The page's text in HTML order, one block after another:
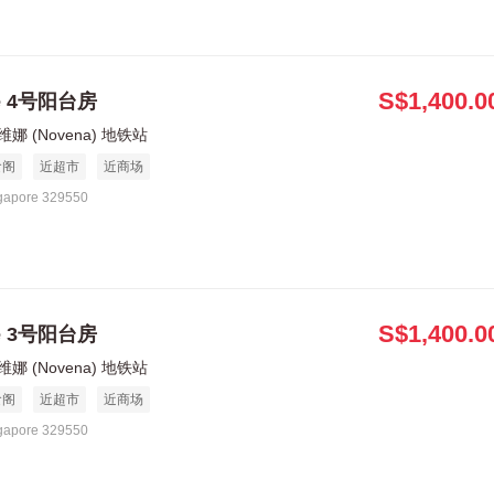
号阳台房
娜 (Novena) 地铁站
近超市
近商场
329550
号阳台房
娜 (Novena) 地铁站
近超市
近商场
329550